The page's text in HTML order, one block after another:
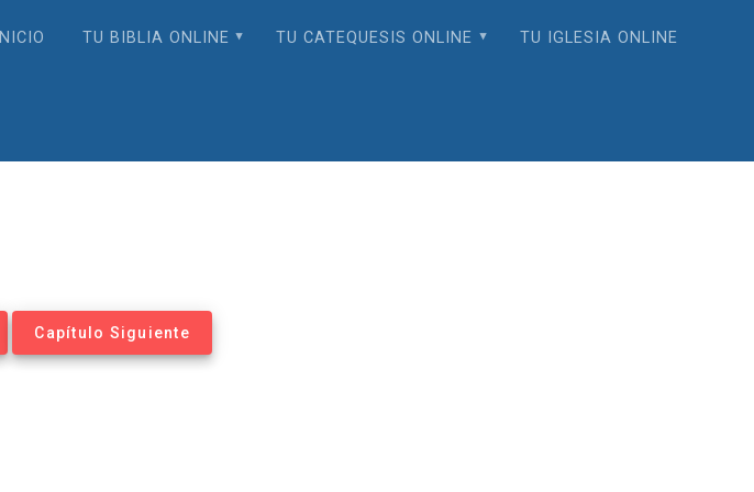
INICIO TU BIBLIA ONLINE TU CATEQUESIS ONLINE TU IGLESIA ONLINE
Capítulo Siguiente